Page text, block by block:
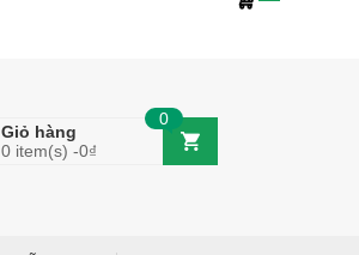
Giỏ hàng
0 item(s) -0₫
0